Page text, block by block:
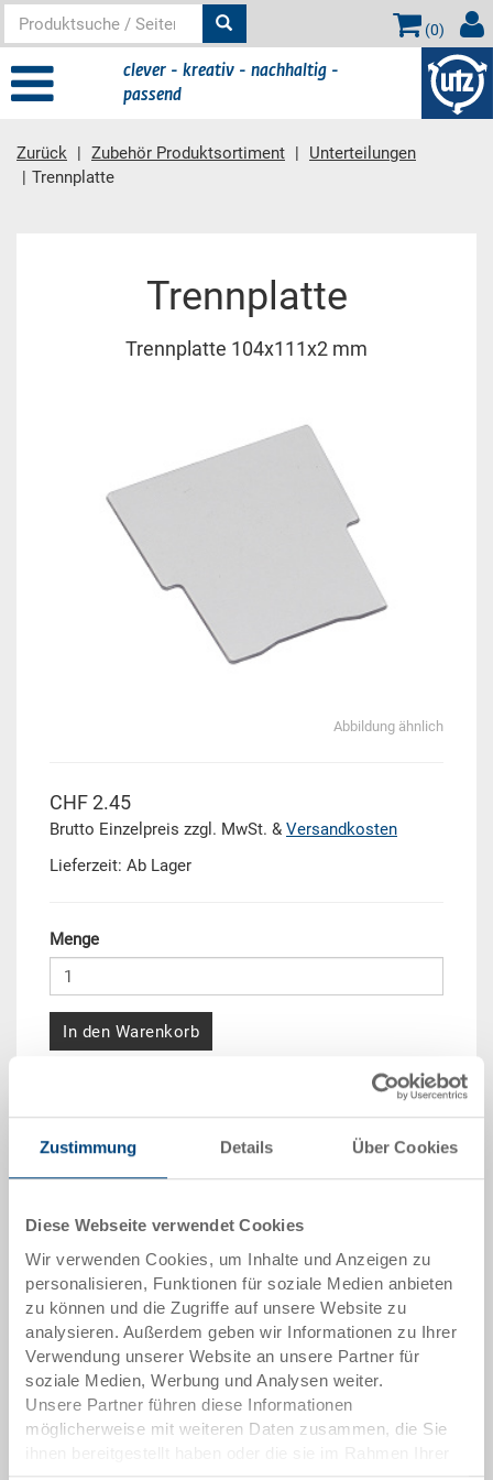
Zustimmung Details Über Cookies
Diese Webseite verwendet Cookies
Wir verwenden Cookies, um Inhalte und Anzeigen zu
personalisieren, Funktionen für soziale Medien anbieten
zu können und die Zugriffe auf unsere Website zu
analysieren. Außerdem geben wir Informationen zu Ihrer
Verwendung unserer Website an unsere Partner für
soziale Medien, Werbung und Analysen weiter.
Unsere Partner führen diese Informationen
möglicherweise mit weiteren Daten zusammen, die Sie
(0)
clever - kreativ - nachhaltig -
passend
Zurück Zubehör Produktsortiment
Unterteilungen
Trennplatte
Trennplatte
Trennplatte 104x111x2 mm
Abbildung ähnlich
CHF 2.45
Brutto Einzelpreis zzgl. MwSt. & Versandkosten
Lieferzeit: Ab Lager
Menge
In den Warenkorb
ab 10 Stück CHF 2.20
ab 50 Stück CHF 2.00
ab 100 Stück CHF 1.85
ab 250 Stück CHF 1.60
Mengenstaffeln entsprechen Verpackungseinheiten.
Artikeldaten
Bestellnummer